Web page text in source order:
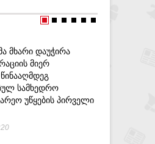
ᲛᲮᲐᲠᲘ ᲓᲐᲣᲭᲘᲠᲐ
ᲛᲘᲔᲠ
ᲡᲐᲛᲮᲔᲓᲠᲝ
ᲣᲬᲧᲔᲑᲘᲡ ᲞᲘᲠᲕᲔᲚᲘ